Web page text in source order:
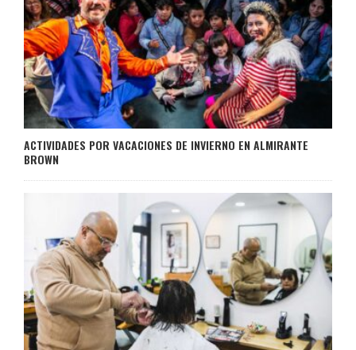
ACTIVIDADES POR VACACIONES DE INVIERNO EN ALMIRANTE
BROWN